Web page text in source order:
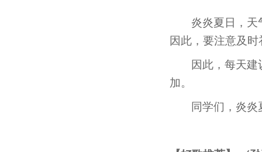
炎炎夏日，天
因此，要注意及
因此，每天
加。
同学们，炎